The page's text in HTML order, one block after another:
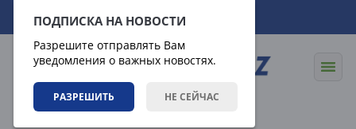
ПОДПИСКА НА НОВОСТИ
Разрешите отправлять Вам
уведомления о важных новостях.
РАЗРЕШИТЬ НЕ СЕЙЧАС
06.08.2026 22:23:45